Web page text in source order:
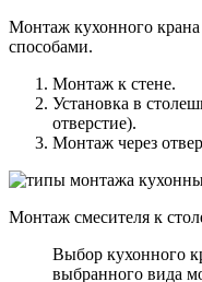
Монтаж кухонного крана
способами.
Монтаж к стене.
Установка в
отверстие).
Монтаж через
Монтаж смесителя к
Выбор кухонного
выбранного вида